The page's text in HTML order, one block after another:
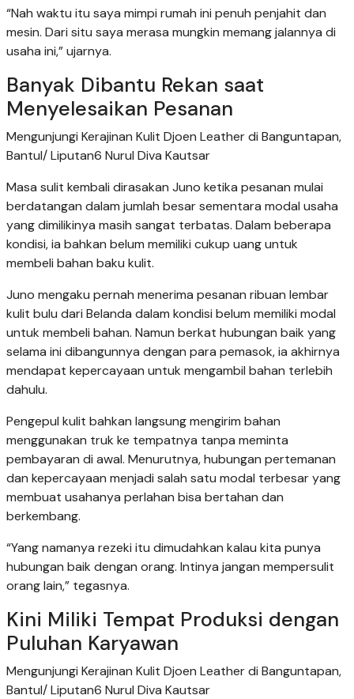
“Nah waktu itu saya mimpi rumah ini penuh penjahit dan
mesin. Dari situ saya merasa mungkin memang jalannya di
usaha ini,” ujarnya.
Banyak Dibantu Rekan saat
Menyelesaikan Pesanan
Mengunjungi Kerajinan Kulit Djoen Leather di Banguntapan,
Bantul/ Liputan6 Nurul Diva Kautsar
Masa sulit kembali dirasakan Juno ketika pesanan mulai
berdatangan dalam jumlah besar sementara modal usaha
yang dimilikinya masih sangat terbatas. Dalam beberapa
kondisi, ia bahkan belum memiliki cukup uang untuk
membeli bahan baku kulit.
Juno mengaku pernah menerima pesanan ribuan lembar
kulit bulu dari Belanda dalam kondisi belum memiliki modal
untuk membeli bahan. Namun berkat hubungan baik yang
selama ini dibangunnya dengan para pemasok, ia akhirnya
mendapat kepercayaan untuk mengambil bahan terlebih
dahulu.
Pengepul kulit bahkan langsung mengirim bahan
menggunakan truk ke tempatnya tanpa meminta
pembayaran di awal. Menurutnya, hubungan pertemanan
dan kepercayaan menjadi salah satu modal terbesar yang
membuat usahanya perlahan bisa bertahan dan
berkembang.
“Yang namanya rezeki itu dimudahkan kalau kita punya
hubungan baik dengan orang. Intinya jangan mempersulit
orang lain,” tegasnya.
Kini Miliki Tempat Produksi dengan
Puluhan Karyawan
Mengunjungi Kerajinan Kulit Djoen Leather di Banguntapan,
Bantul/ Liputan6 Nurul Diva Kautsar